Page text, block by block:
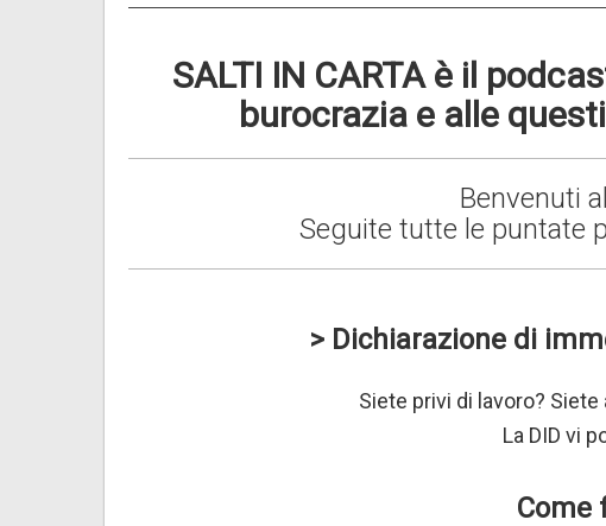
SALTI IN CARTA è il
burocrazia e alle
Benvenuti
Seguite tutte le puntate
> Dichiarazione di
Siete privi di lavoro?
La DID vi
Come